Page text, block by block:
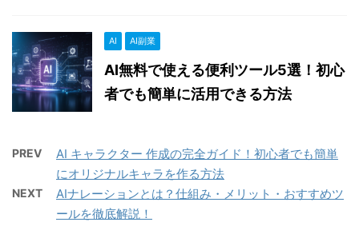
AI AI副業
AI無料で使える便利ツール5選！初心
者でも簡単に活用できる方法
PREV
AI キャラクター 作成の完全ガイド！初心者でも簡単
にオリジナルキャラを作る方法
NEXT
AIナレーションとは？仕組み・メリット・おすすめツ
ールを徹底解説！